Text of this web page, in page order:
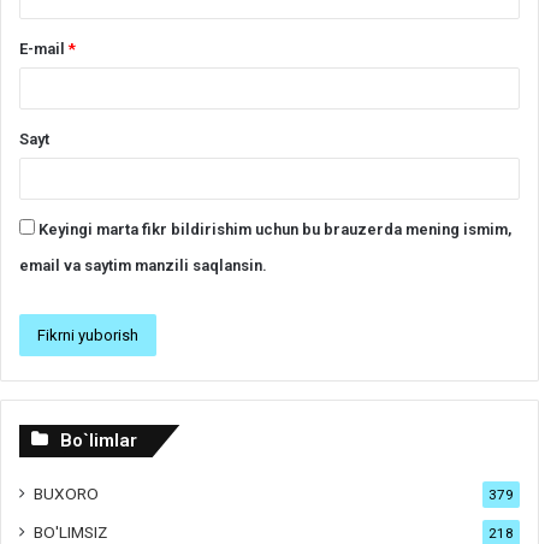
E-mail*
Sayt
Keyingi marta fikr bildirishim uchun bu brauzerda mening ismim,
email va saytim manzili saqlansin.
Bo`limlar
BUXORO 379
BO'LIMSIZ 218